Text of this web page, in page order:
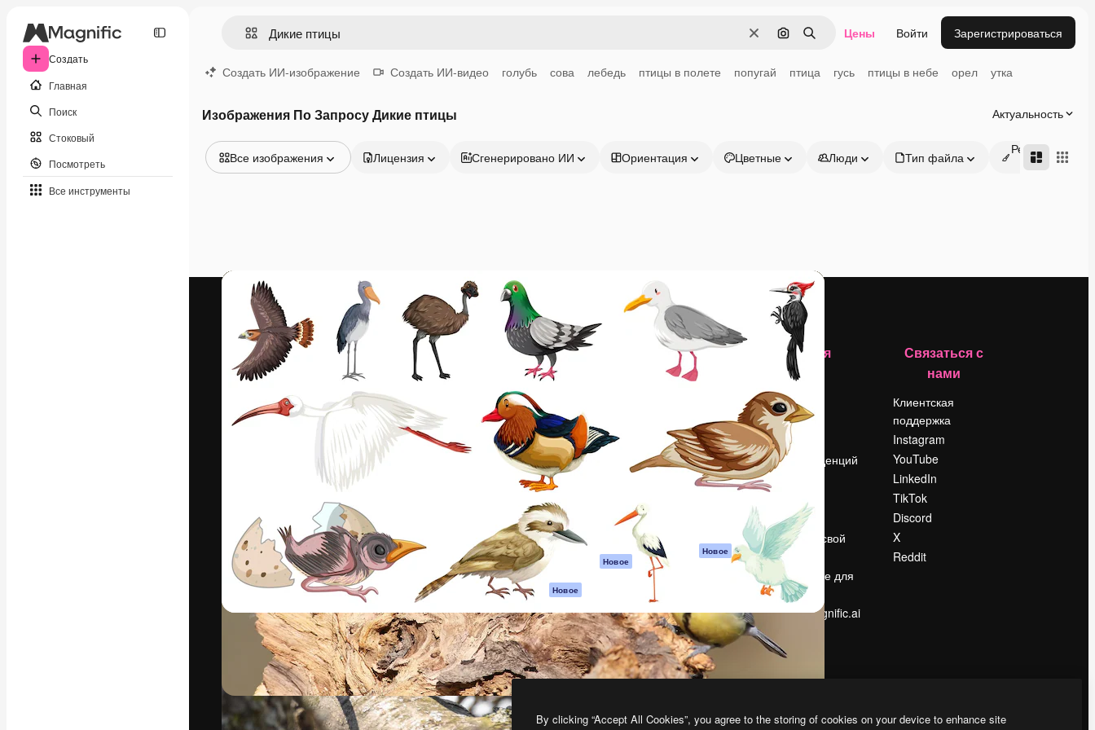
Создать
Главная
Поиск
Стоковый
Посмотреть
Все инструменты
ОчиститьПоиск по изображению
Поиск Цены Войти Зарегистрироваться
Создать ИИ-изображение Создать ИИ-видео голубь сова лебедь птицы в полете попугай птица гусь птицы в небе орел утка
Изображения По Запросу Дикие птицы Актуальность
Все изображения
Видео
Видеоролик
Моушн-дизайн
Видеошаблоны
Иконки
3D-модели
Шрифты
Лицензия Сгенерировано ИИ Ориентация Цветные Люди Тип файла
Редактируемые
онлайн
Креативная платформа для создания
ваших лучших работ. Более 1 миллиона
подписчиков среди креаторов,
предприятий, агентств и студий.
Pусский
Продукция
Spaces
ИИ-помощник
Генератор
изображений ИИ
Генератор видео
ИИ
Генератор голоса
на основе ИИ
Стоковый контент
MCP для
Claude/ChatGPT
Новое
Агенты Новое
API
Мобильное
приложение
Все инструменты
Magnific
Начать
Academy
Служба
поддержки
Условия и
Политика
конфиденциальности
Оригиналы
Новое
Политика файлов
cookie
Центр доверия
Партнеры
Предприятие
Компания
Цены
О нас
Reviews
Вакансии
Поиск тенденций
Блог
События
Slidesgo
Продайте свой
контент
Помещение для
прессы
Ищете magnific.ai
Связаться с
нами
Клиентская
поддержка
Instagram
YouTube
LinkedIn
TikTok
Discord
X
Reddit
By clicking “Accept All Cookies”, you agree to the storing of cookies on your device to enhance site